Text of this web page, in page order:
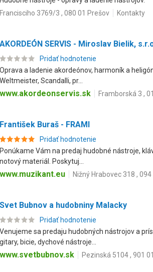
Francisciho 3769/3 , 080 01 Prešov
Kontakty
AKORDEÓN SERVIS - Miroslav Bielik,
Pridať hodnotenie
Oprava a ladenie akordeónov, harmoník a
Weltmeister, Scandalli, pr...
www.akordeonservis.sk Framborská 3 ,
František Buraš - FRAMI
Pridať hodnotenie
Ponúkame Vám na predaj hudobné nástroje,
notový materiál. Poskytuj...
www.muzikant.eu Nižný Hrabovec 318 ,
Svet Bubnov a hudobniny Malacky
Pridať hodnotenie
Venujeme sa predaju hudobných nástrojov a
gitary, bicie, dychové nástroje...
www.svetbubnov.sk Pezinská 5104 , 901